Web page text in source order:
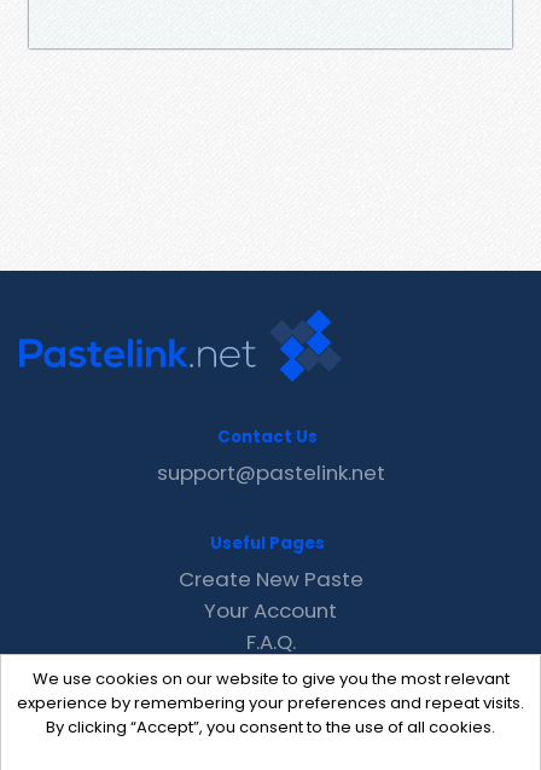
We use cookies on our website to give you the most relevant
experience by remembering your preferences and repeat visits.
By clicking “Accept”, you consent to the use of all cookies.
Contact Us
support@pastelink.net
Useful Pages
Create New Paste
Your Account
F.A.Q.
Recent
Contact